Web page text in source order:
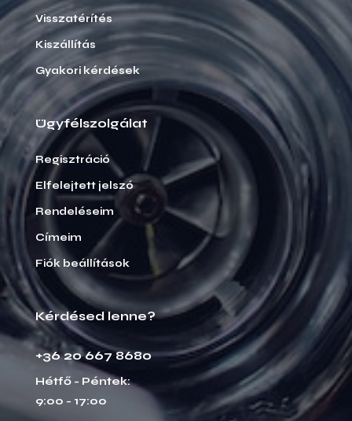
Visszatérítés
Kiszállítás
Gyakori kérdések
Ügyfélszolgálat
Regisztráció
Elfelejtett jelszó
Rendeléseim
Címeim
Fiók beállítások
Kérdésed lenne?
+36 20 667 8680
Hétfő - Péntek:
9:00 - 17:00